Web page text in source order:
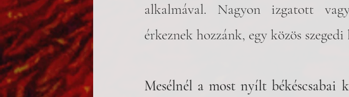
alkalmával. Nagyon izgatott
érkeznek hozzánk, egy közös
Mesélnél a most nyílt